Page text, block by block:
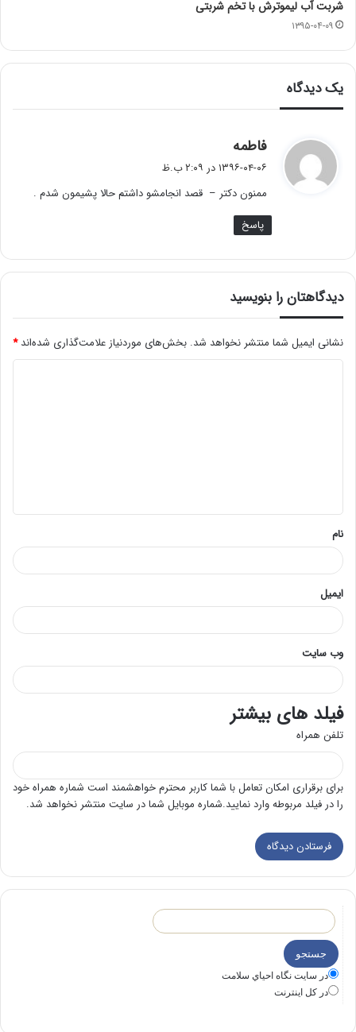
شربت آب لیموترش با تخم شربتی
۱۳۹۵-۰۴-۰۹
یک دیدگاه
فاطمه
ف
:
۱۳۹۶-۰۴-۰۶ در ۲:۰۹ ب.ظ
ممنون دکتر – قصد انجامشو داشتم حالا پشیمون شدم .
پاسخ
دیدگاهتان را بنویسید
نشانی ایمیل شما منتشر نخواهد شد. بخش‌های موردنیاز علامت‌گذاری شده‌اند*
*
نام
ایمیل
وب‌ سایت
فیلد های بیشتر
تلفن همراه
برای برقراری امکان تعامل با شما کاربر محترم خواهشمند است شماره همراه خود
را در فیلد مربوطه وارد نمایید.شماره موبایل شما در سایت منتشر نخواهد شد.
در سايت نگاه احياي سلامت
در كل اينترنت